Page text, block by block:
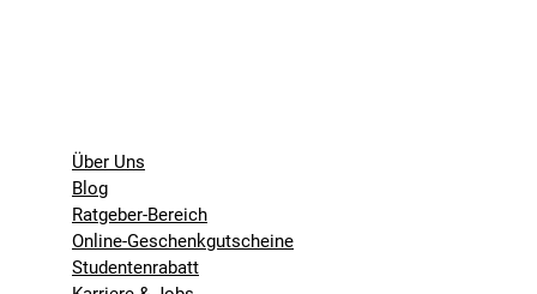
Über Uns
Blog
Ratgeber-Bereich
Online-Geschenkgutscheine
Studentenrabatt